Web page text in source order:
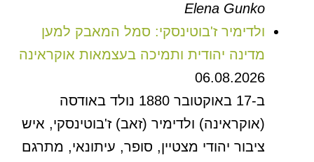
Elena Gunko
ולדימיר ז'בוטינסקי: סמל המאבק למען
מדינה יהודית ותמיכה בעצמאות אוקראינה
06.08.2026
ב-17 באוקטובר 1880 נולד באודסה
(אוקראינה) ולדימיר (זאב) ז'בוטינסקי, איש
ציבור יהודי מצטיין, סופר, עיתונאי, מתרגם